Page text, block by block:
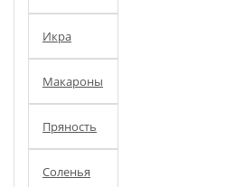
Икра
Макароны
Пряность
Соленья